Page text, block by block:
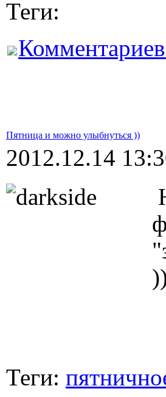
Теги:
Пятница и можно улыбнуться ))
2012.12.14
Теги: